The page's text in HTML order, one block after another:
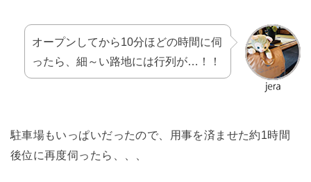
オープンしてから10分ほどの時間に伺
ったら、細～い路地には行列が…！！
駐車場もいっぱいだったので、用事を済ませた約1時間
後位に再度伺ったら、、、